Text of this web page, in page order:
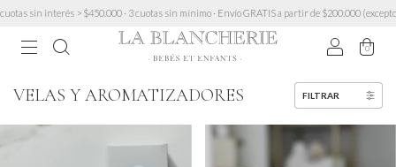
sin interés > $450.000 · 3 cuotas sin mínimo · Envío GRATIS a partir de $200.000 (excepto
0
VELAS Y AROMATIZADORES FILTRAR